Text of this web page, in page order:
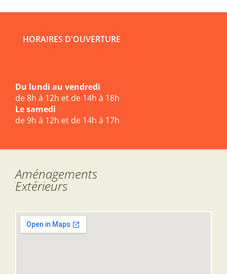
HORAIRES D'OUVERTURE
Du lundi au vendredi
de 8h à 12h et de 14h à 18h
Le samedi
de 9h à 12h et de 14h à 17h
Aménagements
Extérieurs